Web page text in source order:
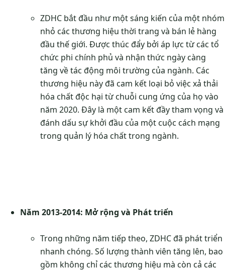
ZDHC bắt đầu như một sáng kiến của một nhóm
nhỏ các thương hiệu thời trang và bán lẻ hàng
đầu thế giới. Được thúc đẩy bởi áp lực từ các tổ
chức phi chính phủ và nhận thức ngày càng
tăng về tác động môi trường của ngành. Các
thương hiệu này đã cam kết loại bỏ việc xả thải
hóa chất độc hại từ chuỗi cung ứng của họ vào
năm 2020. Đây là một cam kết đầy tham vọng và
đánh dấu sự khởi đầu của một cuộc cách mạng
trong quản lý hóa chất trong ngành.
Năm 2013-2014: Mở rộng và Phát triển
Trong những năm tiếp theo, ZDHC đã phát triển
nhanh chóng. Số lượng thành viên tăng lên, bao
gồm không chỉ các thương hiệu mà còn cả các